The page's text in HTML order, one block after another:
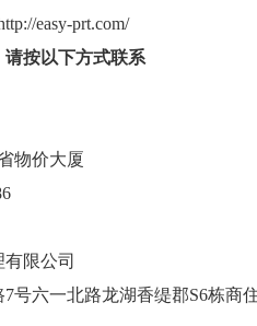
easy-prt.com/
请按以下方式联系
物价大厦
限公司
六一北路龙湖香缇郡S6栋商住